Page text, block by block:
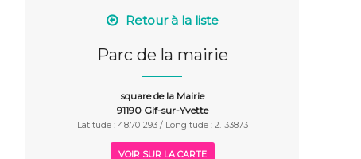
Retour à la liste
Parc de la mairie
square de la Mairie
91190 Gif-sur-Yvette
Latitude : 48.701293 / Longitude : 2.133873
VOIR SUR LA CARTE